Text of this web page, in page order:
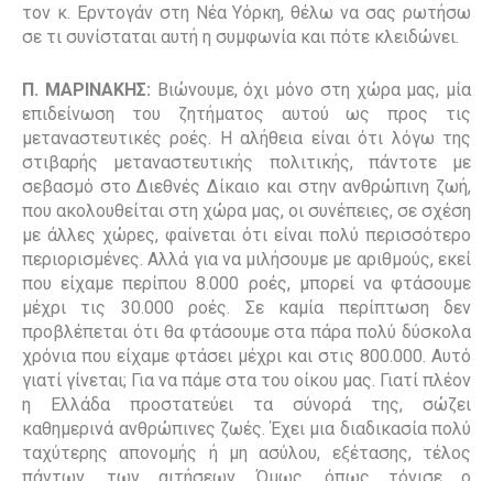
τον κ. Ερντογάν στη Νέα Υόρκη, θέλω να σας ρωτήσω
σε τι συνίσταται αυτή η συμφωνία και πότε κλειδώνει.
Π. ΜΑΡΙΝΑΚΗΣ: Βιώνουμε, όχι μόνο στη χώρα μας, μία
επιδείνωση του ζητήματος αυτού ως προς τις
μεταναστευτικές ροές. Η αλήθεια είναι ότι λόγω της
στιβαρής μεταναστευτικής πολιτικής, πάντοτε με
σεβασμό στο Διεθνές Δίκαιο και στην ανθρώπινη ζωή,
που ακολουθείται στη χώρα μας, οι συνέπειες, σε σχέση
με άλλες χώρες, φαίνεται ότι είναι πολύ περισσότερο
περιορισμένες. Αλλά για να μιλήσουμε με αριθμούς, εκεί
που είχαμε περίπου 8.000 ροές, μπορεί να φτάσουμε
μέχρι τις 30.000 ροές. Σε καμία περίπτωση δεν
προβλέπεται ότι θα φτάσουμε στα πάρα πολύ δύσκολα
χρόνια που είχαμε φτάσει μέχρι και στις 800.000. Αυτό
γιατί γίνεται; Για να πάμε στα του οίκου μας. Γιατί πλέον
η Ελλάδα προστατεύει τα σύνορά της, σώζει
καθημερινά ανθρώπινες ζωές. Έχει μια διαδικασία πολύ
ταχύτερης απονομής ή μη ασύλου, εξέτασης, τέλος
πάντων, των αιτήσεων. Όμως, όπως τόνισε ο